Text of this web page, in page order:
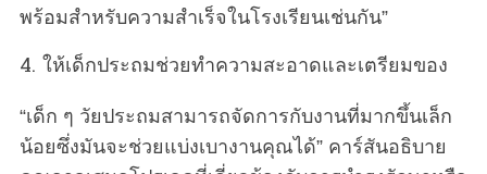
พร้อมสำหรับความสำเร็จในโรงเรียนเช่นกัน”
4. ให้เด็กประถมช่วยทำความสะอาดและเตรียมของ
“เด็ก ๆ วัยประถมสามารถจัดการกับงานที่มากขึ้นเล็ก
น้อยซึ่งมันจะช่วยแบ่งเบางานคุณได้” คาร์สันอธิบาย